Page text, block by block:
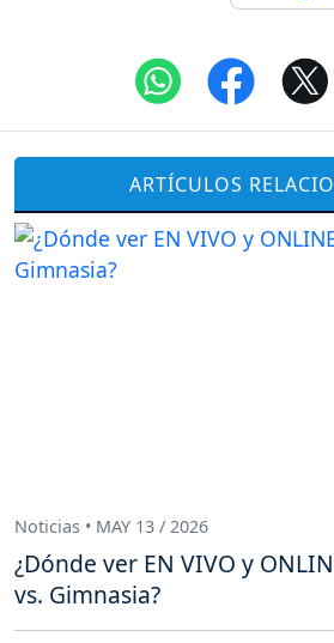
ARTÍCULOS
Noticias • MAY 13 / 2026
¿Dónde ver EN VIVO y
vs. Gimnasia?